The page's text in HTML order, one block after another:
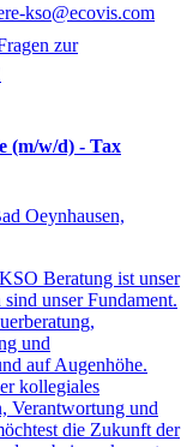
kso@ecovis.com
zur
(m/w/d) - Tax
Oeynhausen,
Beratung ist unser
unser Fundament.
und
auf Augenhöhe.
kollegiales
Verantwortung und
die Zukunft der